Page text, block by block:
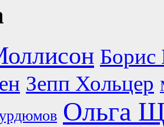
Борис
Зепп Хольцер
Ольга